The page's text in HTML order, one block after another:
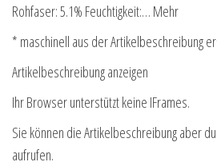
Rohfaser: 5.1% Feuchtigkeit:… Mehr
* maschinell aus der Artikelbeschreibung
Artikelbeschreibung anzeigen
Ihr Browser unterstützt keine IFrames.
Sie können die Artikelbeschreibung aber
aufrufen.